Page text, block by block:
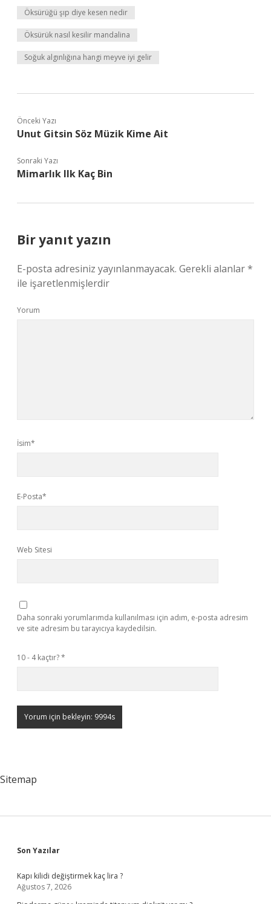
Öksürüğü şıp diye kesen nedir
Öksürük nasıl kesilir mandalina
Soğuk algınlığına hangi meyve iyi gelir
Önceki Yazı
Unut Gitsin Söz Müzik Kime Ait
Sonraki Yazı
Mimarlık Ilk Kaç Bin
Bir yanıt yazın
E-posta adresiniz yayınlanmayacak. Gerekli alanlar*
ile işaretlenmişlerdir
Yorum
İsim*
E-Posta*
Web Sitesi
Daha sonraki yorumlarımda kullanılması için adım, e-posta adresim
ve site adresim bu tarayıcıya kaydedilsin.
10 - 4 kaçtır?*
Sitemap
Sidebar
Son Yazılar
Kapı kilidi değiştirmek kaç lira ?
Ağustos 7, 2026